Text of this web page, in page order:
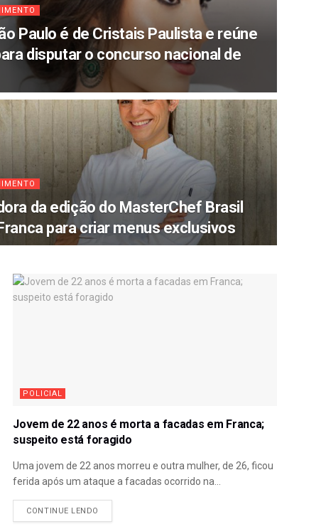
Paulo é de Cristais Paulista e reúne
disputar o concurso nacional de
da edição do MasterChef Brasil
para criar menus exclusivos
POLICIAL
Jovem de 22 anos é morta a facadas em Franca;
suspeito está foragido
Uma jovem de 22 anos morreu e outra mulher, de 26, ficou
ferida após um ataque a facadas ocorrido na...
CONTINUE LENDO